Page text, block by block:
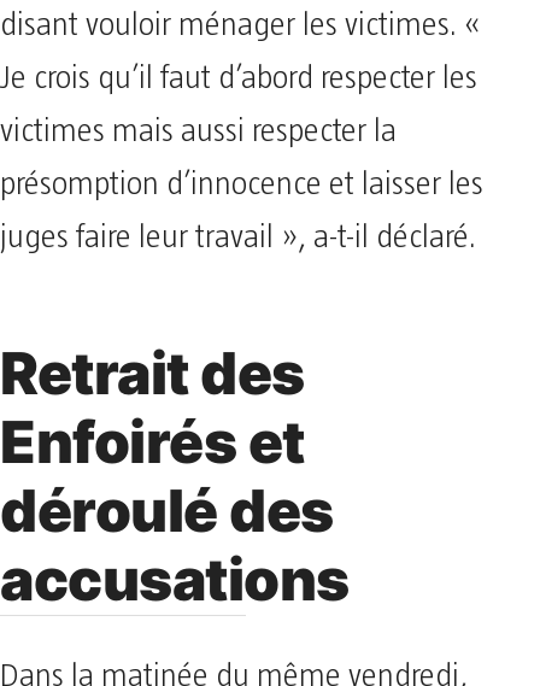
disant vouloir ménager les victimes. «
Je crois qu’il faut d’abord respecter les
victimes mais aussi respecter la
présomption d’innocence et laisser les
juges faire leur travail », a-t-il déclaré.
Retrait des
Enfoirés et
déroulé des
accusations
Dans la matinée du même vendredi,